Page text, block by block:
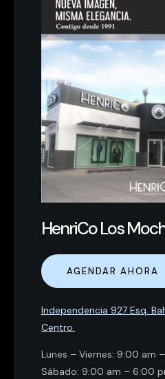
HenriCo Los
AGENDAR AHORA
Independencia 927 Esq.
Centro.
Lunes – Viernes: 9:00 am
Sábado: 9:00 am – 6:00